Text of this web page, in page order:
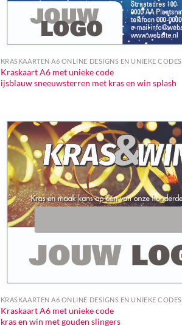
KRASKAARTEN A6 ONLINE DESIGNS EN UNIEKE CODES
Kraskaart A6 met unieke code
ijsblauw sneeuwsterren met kras en win splash
KRASKAARTEN A6 ONLINE DESIGNS EN UNIEKE CODES
Kraskaart A6 met unieke code
kras en win met gouden slingers